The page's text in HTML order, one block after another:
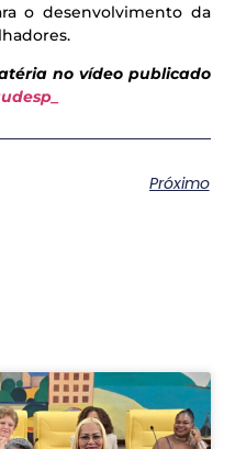
o desenvolvimento da
no vídeo publicado
Próximo